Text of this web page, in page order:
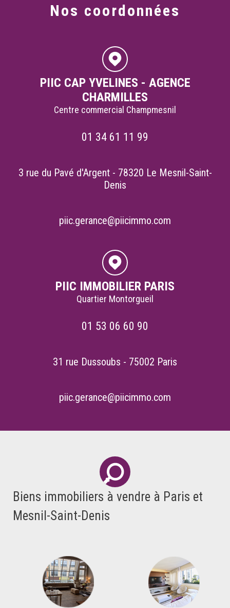
Nos coordonnées
PIIC CAP YVELINES - AGENCE
CHARMILLES
Centre commercial Champmesnil
01 34 61 11 99
3 rue du Pavé d'Argent - 78320 Le Mesnil-Saint-
Denis
piic.gerance@piicimmo.com
PIIC IMMOBILIER PARIS
Quartier Montorgueil
01 53 06 60 90
31 rue Dussoubs - 75002 Paris
piic.gerance@piicimmo.com
Biens immobiliers à vendre à Paris et
Mesnil-Saint-Denis